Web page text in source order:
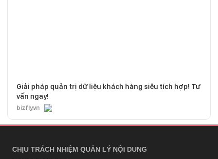
Giải pháp quản trị dữ liệu khách hàng siêu tích hợp! Tư
vấn ngay!
bizfly.vn
CHỊU TRÁCH NHIỆM QUẢN LÝ NỘI DUNG